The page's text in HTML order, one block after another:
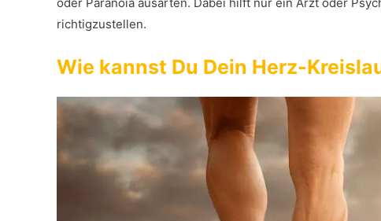
richtigzustellen.
Wie kannst Du Dein Herz-